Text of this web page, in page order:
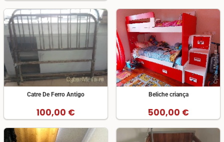
Catre De Ferro Antigo
100,00 €
Beliche criança
500,00 €